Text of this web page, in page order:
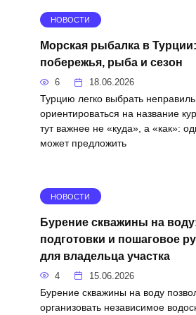
НОВОСТИ
Морская рыбалка в
побережья, рыба и сезон
6 18.06.2026
Турцию легко выбрать
ориентироваться на название
тут важнее не «куда», а «как»:
может предложить
НОВОСТИ
Бурение скважины на
подготовки и пошаговое
для владельца участка
4 15.06.2026
Бурение скважины на воду
организовать независимое